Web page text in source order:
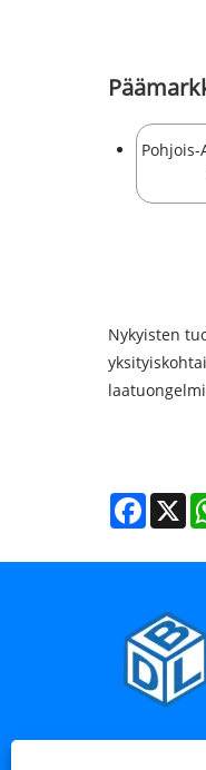
Pohjois-
Nykyisten
X